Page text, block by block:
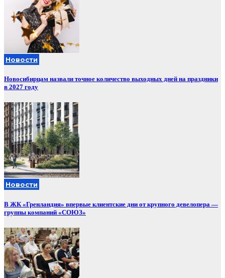
Новости
Новосибирцам назвали точное количество выходных дней на праздники
в 2027 году
Новости
В ЖК «Гренландия» впервые клиентские дни от крупного девелопера —
группы компаний «СОЮЗ»